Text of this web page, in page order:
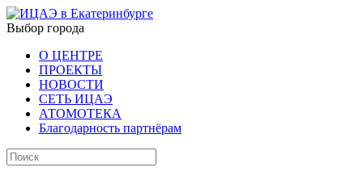
Выбор города
О ЦЕНТРЕ
ПРОЕКТЫ
НОВОСТИ
СЕТЬ ИЦАЭ
АТОМОТЕКА
Благодарность партнёрам